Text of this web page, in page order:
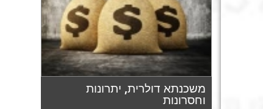
משכנתא דולרית, יתרונות
וחסרונות